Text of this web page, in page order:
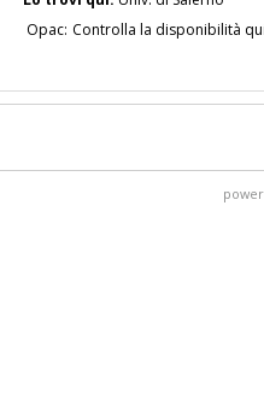
Opac: Controlla la disponibilità